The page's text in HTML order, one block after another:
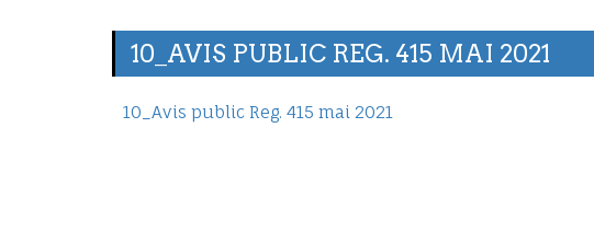
10_AVIS PUBLIC REG. 415 MAI 2021
10_Avis public Reg. 415 mai 2021